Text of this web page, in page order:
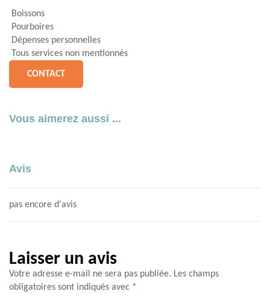
Boissons
Pourboires
Dépenses personnelles
Tous services non mentionnés
CONTACT
Vous aimerez aussi ...
Avis
pas encore d'avis
Laisser un avis
Votre adresse e-mail ne sera pas publiée. Les champs
obligatoires sont indiqués avec *